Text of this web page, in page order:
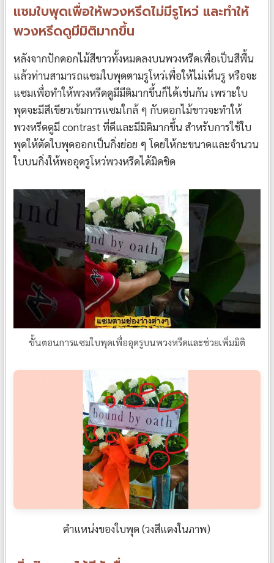
แซมใบพุดเพื่อให้พวงหรีดไม่มีรูโหว่ และทำให้
พวงหรีดดูมีมิติมากขึ้น
หลังจากปักดอกไม้สีขาวทั้งหมดลงบนพวงหรีดเพื่อเป็นสีพื้น
แล้วท่านสามารถแซมใบพุดตามรูโหว่เพื่อให้ไม่เห็นรู หรือจะ
แซมเพื่อทำให้พวงหรีดดูมีมีติมากขึ้นก็ได้เช่นกัน เพราะใบ
พุดจะมีสีเขียวเข้มการแซมใกล้ ๆ กับดอกไม้ขาวจะทำให้
พวงหรีดดูมี contrast ที่ดีและมีมิติมากขึ้น สำหรับการใช้ใบ
พุดให้ตัดใบพุดออกเป็นกิ่งย่อย ๆ โดยให้กะขนาดและจำนวน
ใบบนกิ่งให้พออุดรูโหว่พวงหรีดได้มิดชิด
ขั้นตอนการแซมใบพุดเพื่ออุดรูบนพวงหรีดและช่วยเพิ่มมิติ
ตำแหน่งของใบพุด (วงสีแดงในภาพ)